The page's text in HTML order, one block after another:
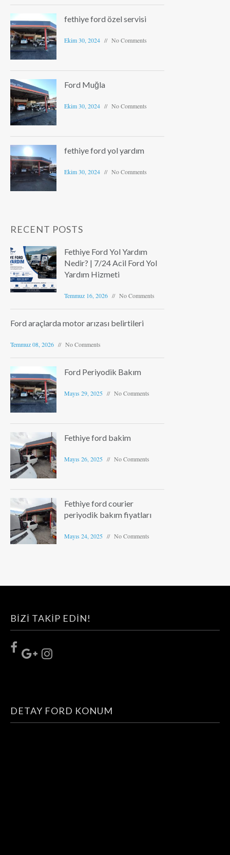
fethiye ford özel servisi
Ekim 30, 2024 No Comments
Ford Muğla
Ekim 30, 2024 No Comments
fethiye ford yol yardım
Ekim 30, 2024 No Comments
RECENT POSTS
Fethiye Ford Yol Yardım
Nedir? | 7/24 Acil Ford Yol
Yardım Hizmeti
Temmuz 16, 2026 No Comments
Ford araçlarda motor arızası belirtileri
Temmuz 08, 2026 No Comments
Ford Periyodik Bakım
Mayıs 29, 2025 No Comments
Fethiye ford bakim
Mayıs 26, 2025 No Comments
Fethiye ford courier
periyodik bakım fiyatları
Mayıs 24, 2025 No Comments
BIZI TAKIP EDIN!
DETAY FORD KONUM